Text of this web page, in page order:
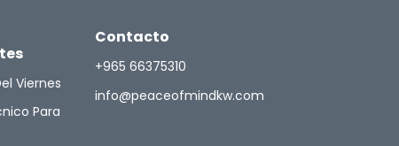
Viernes
Para
Contacto
+965 66375310
info@peaceofmindkw.com